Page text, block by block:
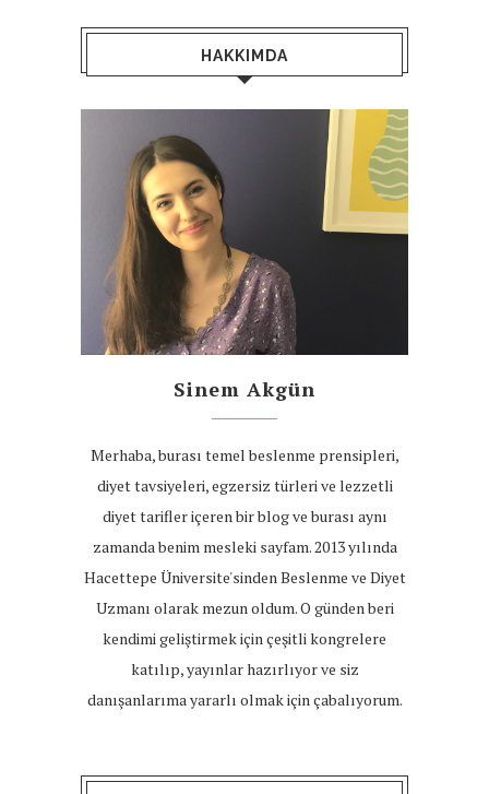
HAKKIMDA
Sinem Akgün
Merhaba, burası temel beslenme prensipleri,
diyet tavsiyeleri, egzersiz türleri ve lezzetli
diyet tarifler içeren bir blog ve burası aynı
zamanda benim mesleki sayfam. 2013 yılında
Hacettepe Üniversite'sinden Beslenme ve Diyet
Uzmanı olarak mezun oldum. O günden beri
kendimi geliştirmek için çeşitli kongrelere
katılıp, yayınlar hazırlıyor ve siz
danışanlarıma yararlı olmak için çabalıyorum.